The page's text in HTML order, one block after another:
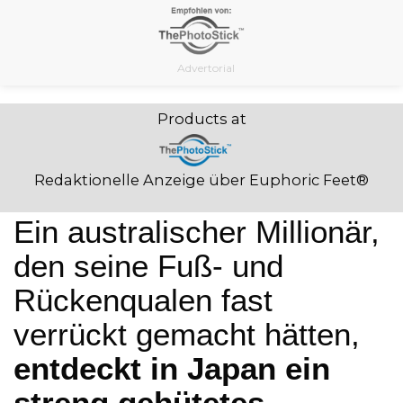
Advertorial
Products at
Redaktionelle Anzeige über Euphoric Feet®
Ein australischer Millionär,
den seine Fuß- und
Rückenqualen fast
verrückt gemacht hätten,
entdeckt in Japan ein